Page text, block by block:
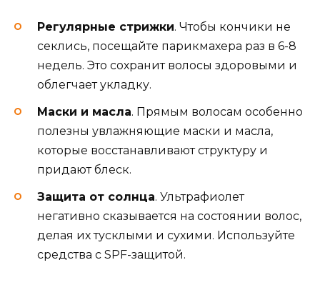
Регулярные стрижки. Чтобы кончики не
секлись, посещайте парикмахера раз в 6-8
недель. Это сохранит волосы здоровыми и
облегчает укладку.
Маски и масла. Прямым волосам особенно
полезны увлажняющие маски и масла,
которые восстанавливают структуру и
придают блеск.
Защита от солнца. Ультрафиолет
негативно сказывается на состоянии волос,
делая их тусклыми и сухими. Используйте
средства с SPF-защитой.